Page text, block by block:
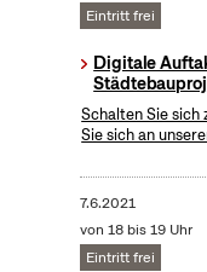
Eintritt frei
Digitale
Schalten Sie sich
Sie sich an
7.6.2021
von 18 bis 19 Uhr
Eintritt frei